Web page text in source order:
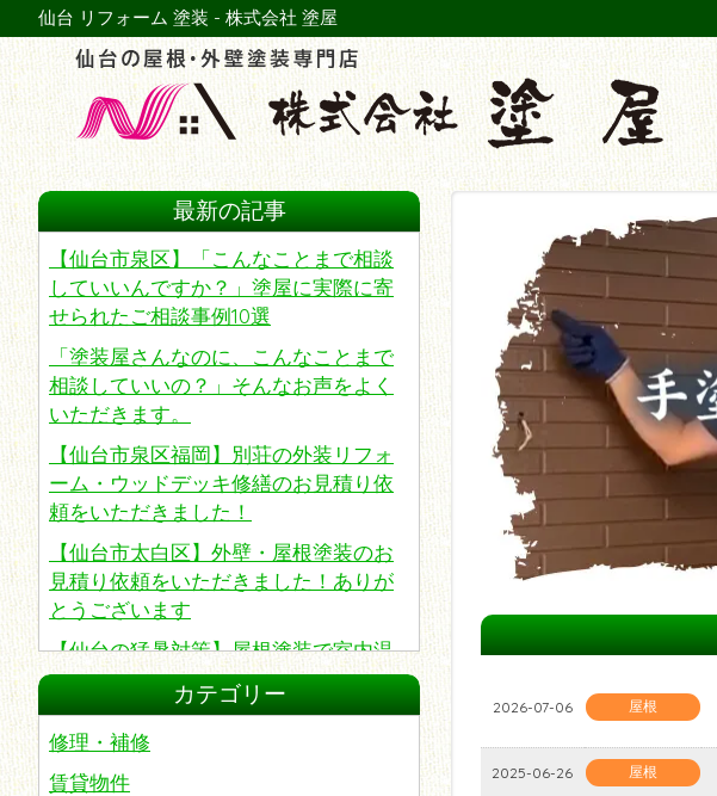
仙台 リフォーム 塗装 - 株式会社 塗屋
2026-07-06 屋根
2025-06-26 屋根
最新の記事
【仙台市泉区】「こんなことまで相談
していいんですか？」塗屋に実際に寄
せられたご相談事例10選
「塗装屋さんなのに、こんなことまで
相談していいの？」そんなお声をよく
いただきます。
【仙台市泉区福岡】別荘の外装リフォ
ーム・ウッドデッキ修繕のお見積り依
頼をいただきました！
【仙台市太白区】外壁・屋根塗装のお
見積り依頼をいただきました！ありが
とうございます
【仙台の猛暑対策】屋根塗装で室内温
度は変わる？夏の電気代を抑えたい方
へ知ってほしい遮熱・断熱塗装
カテゴリー
修理・補修
賃貸物件